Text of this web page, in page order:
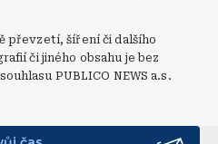
převzetí, šíření či dalšího
či jiného obsahu je bez
PUBLICO NEWS a.s.